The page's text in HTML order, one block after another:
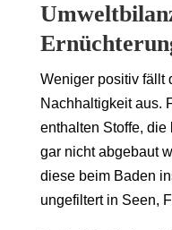
Weniger positiv fällt
Nachhaltigkeit aus.
enthalten Stoffe,
gar nicht abgebaut
diese beim Baden
ungefiltert in Seen,